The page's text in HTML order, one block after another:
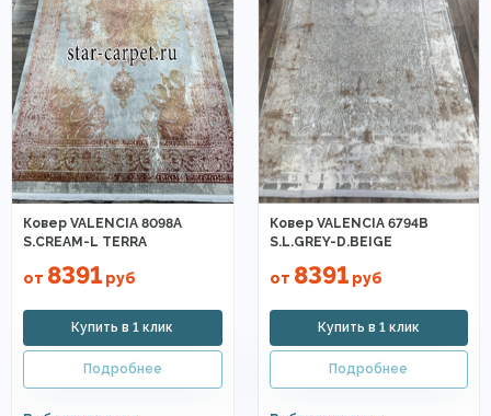
Ковер VALENCIA 8098A
S.CREAM-L TERRA
от 8391 руб
Ковер VALENCIA 6794B
S.L.GREY-D.BEIGE
от 8391руб